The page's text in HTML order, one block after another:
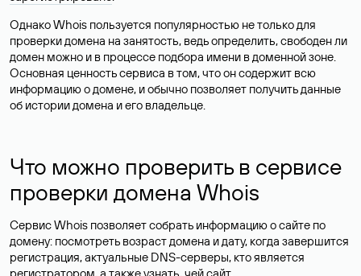
Однако Whois пользуется популярностью не только для
проверки домена на занятость, ведь определить, свободен ли
домен можно и в процессе подбора имени в доменной зоне.
Основная ценность сервиса в том, что он содержит всю
информацию о домене, и обычно позволяет получить данные
об истории домена и его владельце.
Что можно проверить в сервисе
проверки домена Whois
Сервис Whois позволяет собрать информацию о сайте по
домену: посмотреть возраст домена и дату, когда завершится
регистрация, актуальные DNS-серверы, кто является